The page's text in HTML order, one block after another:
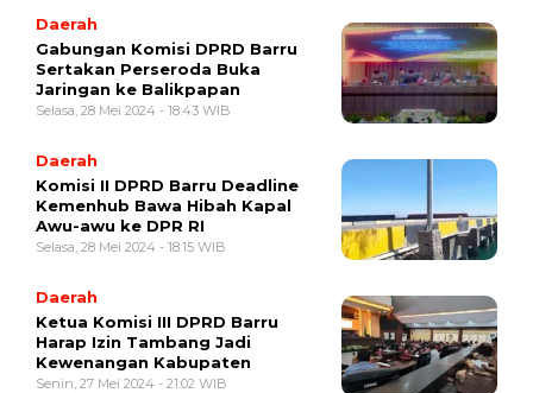
Daerah
Gabungan Komisi DPRD Barru
Sertakan Perseroda Buka
Jaringan ke Balikpapan
Selasa, 28 Mei 2024 - 18:43 WIB
Daerah
Komisi II DPRD Barru Deadline
Kemenhub Bawa Hibah Kapal
Awu-awu ke DPR RI
Selasa, 28 Mei 2024 - 18:15 WIB
Daerah
Ketua Komisi III DPRD Barru
Harap Izin Tambang Jadi
Kewenangan Kabupaten
Senin, 27 Mei 2024 - 21:02 WIB